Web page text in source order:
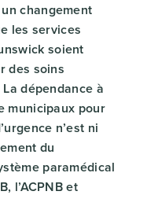
un changement
les services
soient
des soins
dépendance à
municipaux pour
n’est ni
du
paramédical
l’ACPNB et